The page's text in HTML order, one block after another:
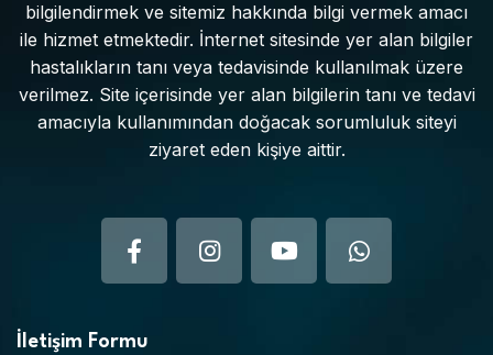
bilgilendirmek ve sitemiz hakkında bilgi vermek amacı
ile hizmet etmektedir. İnternet sitesinde yer alan bilgiler
hastalıkların tanı veya tedavisinde kullanılmak üzere
verilmez. Site içerisinde yer alan bilgilerin tanı ve tedavi
amacıyla kullanımından doğacak sorumluluk siteyi
ziyaret eden kişiye aittir.
İletişim Formu